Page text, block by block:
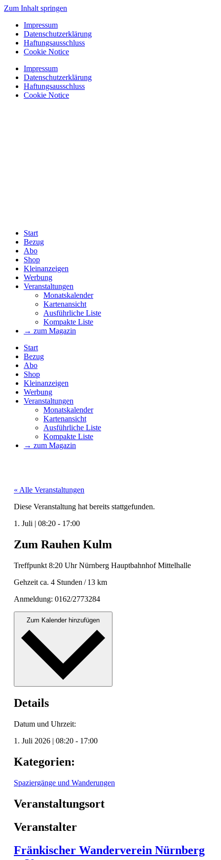
Zum Inhalt springen
Impressum
Datenschutzerklärung
Haftungsausschluss
Cookie Notice
Impressum
Datenschutzerklärung
Haftungsausschluss
Cookie Notice
Start
Bezug
Abo
Shop
Kleinanzeigen
Werbung
Veranstaltungen
Monatskalender
Kartenansicht
Ausführliche Liste
Kompakte Liste
→ zum Magazin
Start
Bezug
Abo
Shop
Kleinanzeigen
Werbung
Veranstaltungen
Monatskalender
Kartenansicht
Ausführliche Liste
Kompakte Liste
→ zum Magazin
« Alle Veranstaltungen
Diese Veranstaltung hat bereits stattgefunden.
1. Juli | 08:20 - 17:00
Zum Rauhen Kulm
Tre­ff­punkt 8:20 Uhr Nürn­berg Haupt­bahn­hof Mit­tel­halle
Gehzeit ca. 4 Stun­den / 13 km
Anmel­dung: 0162/2773284
Details
Datum und Uhrzeit:
1. Juli 2026 | 08:20 - 17:00
Kategorien:
Spaziergänge und Wanderungen
Veranstaltungsort
Veranstalter
Fränkischer Wanderverein Nürnberg